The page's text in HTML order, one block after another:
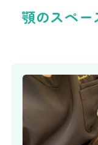
顎のスペ